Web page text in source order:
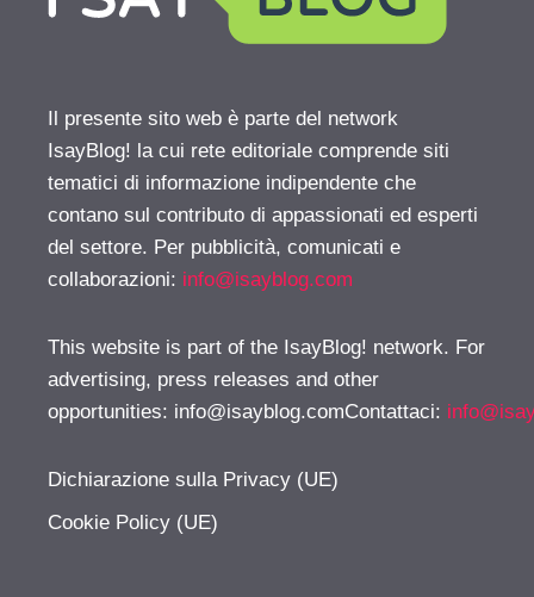
Il presente sito web è parte del network
IsayBlog! la cui rete editoriale comprende siti
tematici di informazione indipendente che
contano sul contributo di appassionati ed esperti
del settore. Per pubblicità, comunicati e
collaborazioni: info@isayblog.com
This website is part of the IsayBlog! network. For
advertising, press releases and other
opportunities: info@isayblog.comContattaci:
Dichiarazione sulla Privacy (UE)
Cookie Policy (UE)